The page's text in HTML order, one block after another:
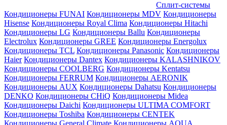
Сплит-системы
Кондиционеры FUNAI Кондиционеры MDV Кондиционеры
Hisense Кондиционеры Royal Clima Кондиционеры Hitachi
Кондиционеры LG Кондиционеры Ballu Кондиционеры
Electrolux Кондиционеры GREE Кондиционеры Energolux
Кондиционеры TCL Кондиционеры Panasonic Кондиционеры
Haier Кондиционеры Dantex Кондиционеры KALASHNIKOV
Кондиционеры СOOLBERG Кондиционеры Kentatsu
Кондиционеры FERRUM Кондиционеры AERONIK
Кондиционеры AUX Кондиционеры Dahatsu Кондиционеры
DENKO Кондиционеры CHiQ Кондиционеры Midea
Кондиционеры Daichi Кондиционеры ULTIMA COMFORT
Кондиционеры Toshiba Кондиционеры CENTEK
Кондиционеры General Climate Кондиционеры AQUA